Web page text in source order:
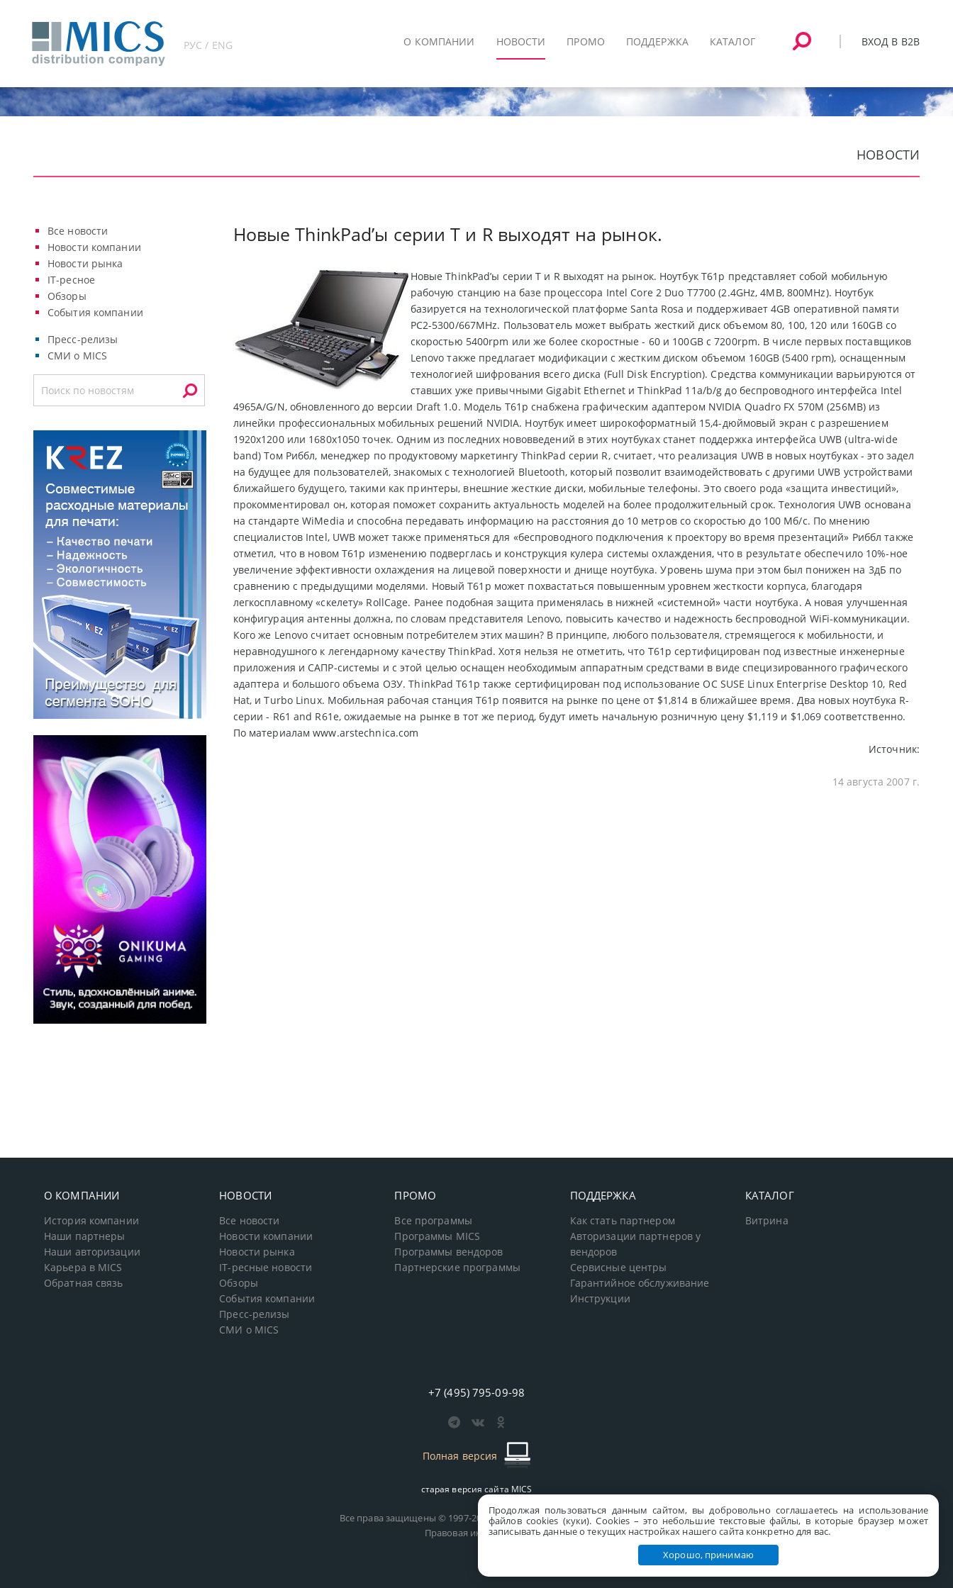
Продолжая пользоваться данным сайтом, вы добровольно соглашаетесь на использование
файлов cookies (куки). Сookies – это небольшие текстовые файлы, в которые браузер может
записывать данные о текущих настройках нашего сайта конкретно для вас.
Хорошо, принимаю
РУС / ENG ВХОД В B2B
О КОМПАНИИ НОВОСТИ ПРОМО ПОДДЕРЖКА КАТАЛОГ
НОВОСТИ
Все новости
Новости компании
Новости рынка
IT-ресное
Обзоры
События компании
Пресс-релизы
СМИ о MICS
Новые ThinkPad’ы серии T и R выходят на рынок.
Новые ThinkPad’ы серии T и R выходят на рынок. Ноутбук T61p представляет собой мобильную
рабочую станцию на базе процессора Intel Core 2 Duo T7700 (2.4GHz, 4MB, 800MHz). Ноутбук
базируется на технологической платформе Santa Rosa и поддерживает 4GB оперативной памяти
PC2-5300/667MHz. Пользователь может выбрать жесткий диск объемом 80, 100, 120 или 160GB со
скоростью 5400rpm или же более скоростные - 60 и 100GB с 7200rpm. В числе первых поставщиков
Lenovo также предлагает модификации с жестким диском объемом 160GB (5400 rpm), оснащенным
технологией шифрования всего диска (Full Disk Encryption). Средства коммуникации варьируются от
ставших уже привычными Gigabit Ethernet и ThinkPad 11a/b/g до беспроводного интерфейса Intel
4965A/G/N, обновленного до версии Draft 1.0. Модель T61p снабжена графическим адаптером NVIDIA Quadro FX 570M (256MB) из
линейки профессиональных мобильных решений NVIDIA. Ноутбук имеет широкоформатный 15,4-дюймовый экран с разрешением
1920х1200 или 1680x1050 точек. Одним из последних нововведений в этих ноутбуках станет поддержка интерфейса UWB (ultra-wide
band) Том Риббл, менеджер по продуктовому маркетингу ThinkPad серии R, считает, что реализация UWB в новых ноутбуках - это задел
на будущее для пользователей, знакомых с технологией Bluetooth, который позволит взаимодействовать с другими UWB устройствами
ближайшего будущего, такими как принтеры, внешние жесткие диски, мобильные телефоны. Это своего рода «защита инвестиций»,
прокомментировал он, которая поможет сохранить актуальность моделей на более продолжительный срок. Технология UWB основана
на стандарте WiMedia и способна передавать информацию на расстояния до 10 метров со скоростью до 100 Мб/с. По мнению
специалистов Intel, UWB может также применяться для «беспроводного подключения к проектору во время презентаций» Риббл также
отметил, что в новом T61p изменению подверглась и конструкция кулера системы охлаждения, что в результате обеспечило 10%-ное
увеличение эффективности охлаждения на лицевой поверхности и днище ноутбука. Уровень шума при этом был понижен на 3дБ по
сравнению с предыдущими моделями. Новый T61p может похвастаться повышенным уровнем жесткости корпуса, благодаря
легкосплавному «скелету» RollCage. Ранее подобная защита применялась в нижней «системной» части ноутбука. А новая улучшенная
конфигурация антенны должна, по словам представителя Lenovo, повысить качество и надежность беспроводной WiFi-коммуникации.
Кого же Lenovo считает основным потребителем этих машин? В принципе, любого пользователя, стремящегося к мобильности, и
неравнодушного к легендарному качеству ThinkPad. Хотя нельзя не отметить, что T61p сертифицирован под известные инженерные
приложения и САПР-системы и с этой целью оснащен необходимым аппаратным средствами в виде специзированного графического
адаптера и большого объема ОЗУ. ThinkPad T61p также сертифицирован под использование ОС SUSE Linux Enterprise Desktop 10, Red
Hat, и Turbo Linux. Мобильная рабочая станция T61p появится на рынке по цене от $1,814 в ближайшее время. Два новых ноутбука R-
серии - R61 and R61e, ожидаемые на рынке в тот же период, будут иметь начальную розничную цену $1,119 и $1,069 соответственно.
По материалам www.arstechnica.com
Источник:
14 августа 2007 г.
О КОМПАНИИ
История компании
Наши партнеры
Наши авторизации
Карьера в MICS
Обратная связь
НОВОСТИ
Все новости
Новости компании
Новости рынка
IT-ресные новости
Обзоры
События компании
Пресс-релизы
СМИ о MICS
ПРОМО
Все программы
Программы MICS
Программы вендоров
Партнерские программы
ПОДДЕРЖКА
Как стать партнером
Авторизации партнеров у
вендоров
Сервисные центры
Гарантийное обслуживание
Инструкции
КАТАЛОГ
Витрина
+7 (495) 795-09-98
Полная версия
старая версия сайта MICS
Все права защищены © 1997-2026 MICS Distribution Company
Правовая информация